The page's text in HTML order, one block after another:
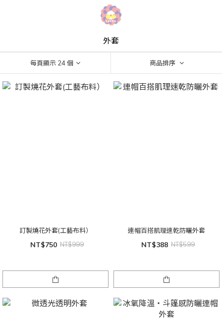
外套
每頁顯示 24 個 商品排序
訂製燒花外套(工藝布料）
NT$750 NT$999
連帽百搭肌理速乾防曬外套
NT$388 NT$599